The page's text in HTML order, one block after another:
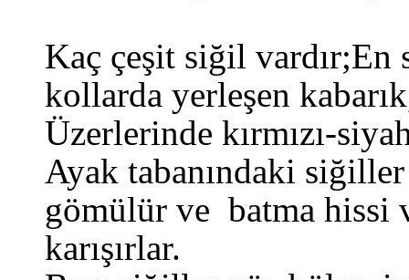
Kaç çeşit siğil vardır;En
kollarda yerleşen
Üzerlerinde kırmızı-
Ayak tabanındaki
gömülür ve batma hissi
karışırlar.